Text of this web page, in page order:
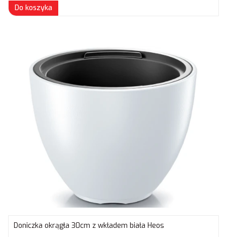
Do koszyka
Doniczka okrągła 30cm z wkładem biała Heos